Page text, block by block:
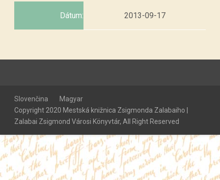
Dátum: 2013-09-17
Slovenčina
Magyar
Copyright 2020 Mestská knižnica Zsigmonda Zalabaiho |
Zalabai Zsigmond Városi Könyvtár, All Right Reserved